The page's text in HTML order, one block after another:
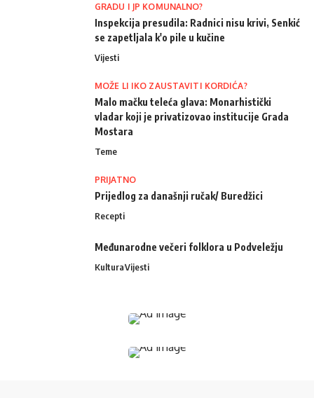
GRADU I JP KOMUNALNO?
Inspekcija presudila: Radnici nisu krivi, Senkić
se zapetljala k'o pile u kučine
Vijesti
MOŽE LI IKO ZAUSTAVITI KORDIĆA?
Malo mačku teleća glava: Monarhistički
vladar koji je privatizovao institucije Grada
Mostara
Teme
PRIJATNO
Prijedlog za današnji ručak/ Buredžici
Recepti
Međunarodne večeri folklora u Podveležju
KulturaVijesti